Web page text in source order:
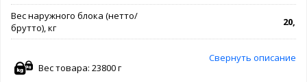
Вес наружного блока (нетто/
брутто), кг
20,4
Свернуть описание
Вес товара: 23800 г